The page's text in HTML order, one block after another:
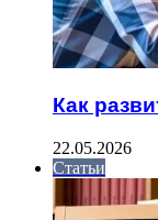
Как
22.05.2026
Статьи